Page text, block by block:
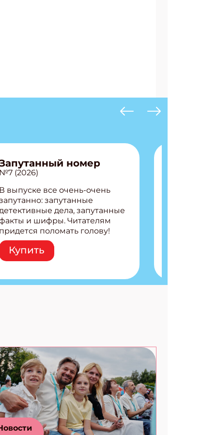
номер
(2026)
выпуске все очень-очень
запутанные
дела, запутанные
и шифры. Читателям
поломать голову!
Шифры и
Плетем
поделки
коды 3 комикса
Купить